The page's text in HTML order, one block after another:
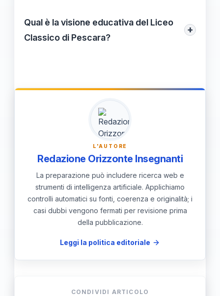
progetti didattici interdisciplinari e attività
culturali, che stimolano gli studenti a
Qual è la visione educativa del Liceo
Classico di Pescara?
+
capaci di affrontare le sfide
contemporanee, creando un legame
solido tra sapere e responsabilità sociale.
L'AUTORE
Redazione Orizzonte Insegnanti
La preparazione può includere ricerca web e
strumenti di intelligenza artificiale. Applichiamo
controlli automatici su fonti, coerenza e originalità; i
casi dubbi vengono fermati per revisione prima
della pubblicazione.
Leggi la politica editoriale
CONDIVIDI ARTICOLO